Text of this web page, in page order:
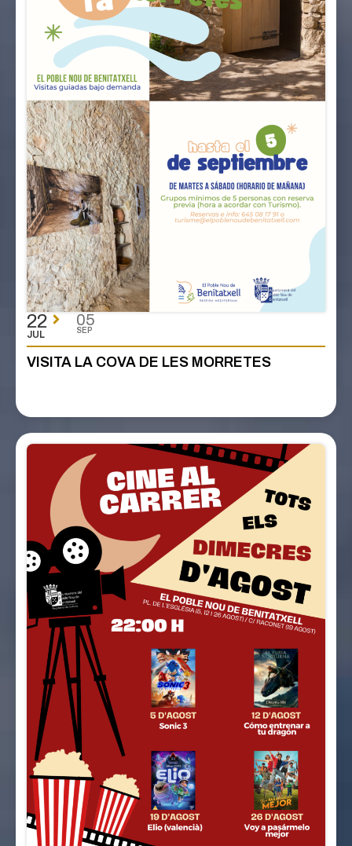
22
JUL
05
SEP
VISITA LA COVA DE LES MORRETES